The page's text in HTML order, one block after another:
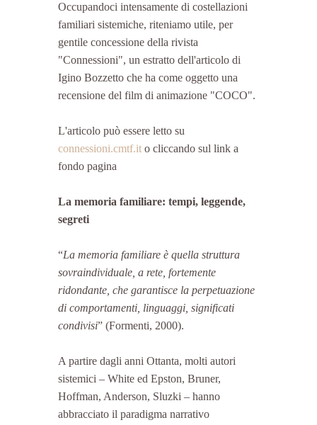
Occupandoci intensamente di costellazioni
familiari sistemiche, riteniamo utile, per
gentile concessione della rivista
"Connessioni", un estratto dell'articolo di
Igino Bozzetto che ha come oggetto una
recensione del film di animazione "COCO".
L'articolo può essere letto su
connessioni.cmtf.it o cliccando sul link a
fondo pagina
La memoria familiare: tempi, leggende,
segreti
“La memoria familiare è quella struttura
sovraindividuale, a rete, fortemente
ridondante, che garantisce la perpetuazione
di comportamenti, linguaggi, significati
condivisi” (Formenti, 2000).
A partire dagli anni Ottanta, molti autori
sistemici – White ed Epston, Bruner,
Hoffman, Anderson, Sluzki – hanno
abbracciato il paradigma narrativo